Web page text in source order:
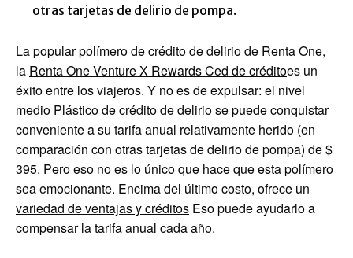
otras tarjetas de delirio de pompa.
La popular polímero de crédito de delirio de Renta One,
la Renta One Venture X Rewards Ced de créditoes un
éxito entre los viajeros. Y no es de expulsar: el nivel
medio Plástico de crédito de deliriose puede conquistar
conveniente a su tarifa anual relativamente herido (en
comparación con otras tarjetas de delirio de pompa) de $
395. Pero eso no es lo único que hace que esta polímero
sea emocionante. Encima del último costo, ofrece un
variedad de ventajas y créditos Eso puede ayudarlo a
compensar la tarifa anual cada año.